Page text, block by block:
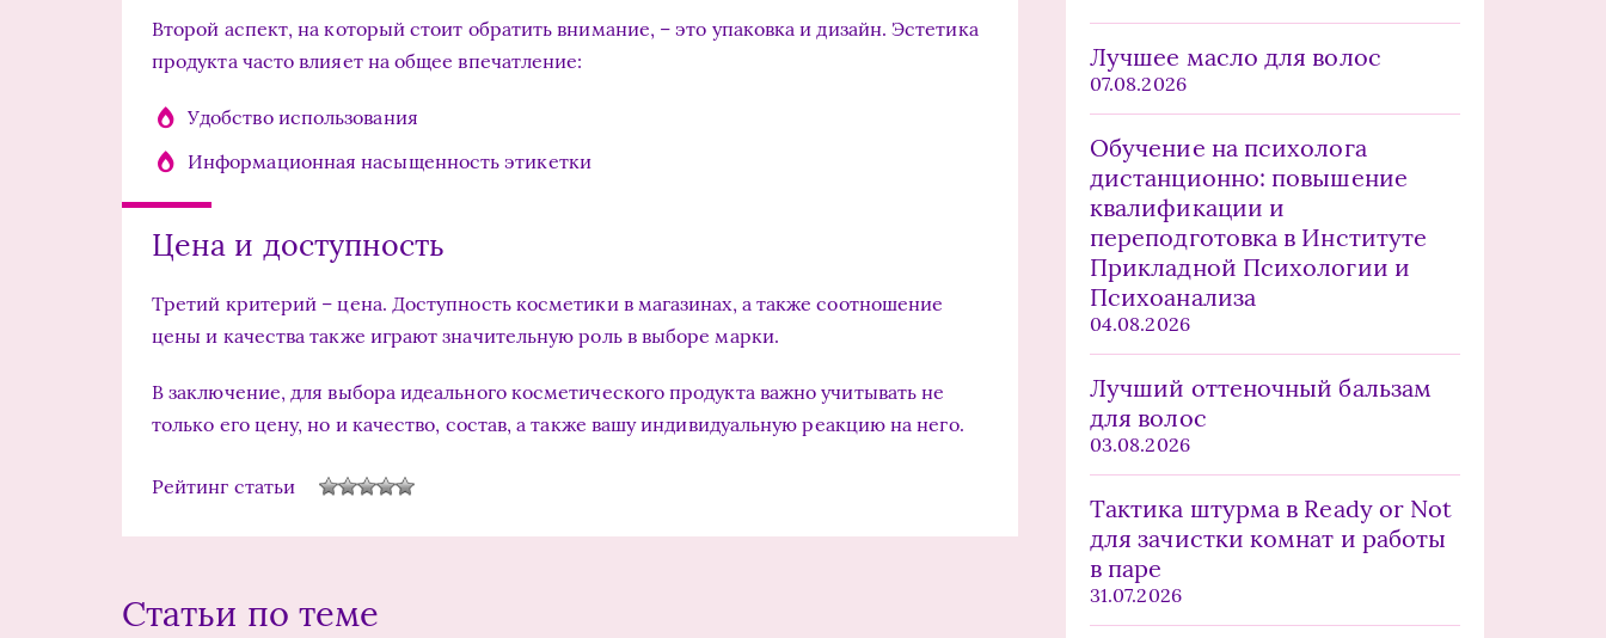
Второй аспект, на который стоит обратить внимание, – это упаковка и дизайн. Эстетика
продукта часто влияет на общее впечатление:
Удобство использования
Информационная насыщенность этикетки
Цена и доступность
Третий критерий – цена. Доступность косметики в магазинах, а также соотношение
цены и качества также играют значительную роль в выборе марки.
В заключение, для выбора идеального косметического продукта важно учитывать не
только его цену, но и качество, состав, а также вашу индивидуальную реакцию на него.
Рейтинг статьи
Статьи по теме
Лучшее масло для волос
07.08.2026
Обучение на психолога
дистанционно: повышение
квалификации и
переподготовка в Институте
Прикладной Психологии и
Психоанализа
04.08.2026
Лучший оттеночный бальзам
для волос
03.08.2026
Тактика штурма в Ready or Not
для зачистки комнат и работы
в паре
31.07.2026